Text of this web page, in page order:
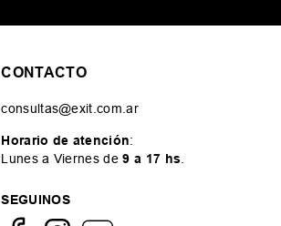
CONTACTO
consultas@exit.com.ar
Horario de atención:
Lunes a Viernes de9 a 17 hs
SEGUINOS